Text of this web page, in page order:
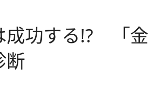
成功する!? 「
断